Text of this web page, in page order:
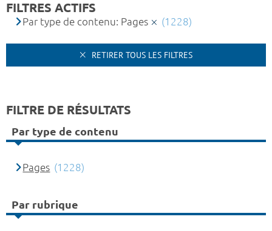
FILTRES ACTIFS
Par type de contenu: Pages (1228)
RETIRER TOUS LES FILTRES
FILTRE DE RÉSULTATS
Par type de contenu
Pages (1228)
Par rubrique